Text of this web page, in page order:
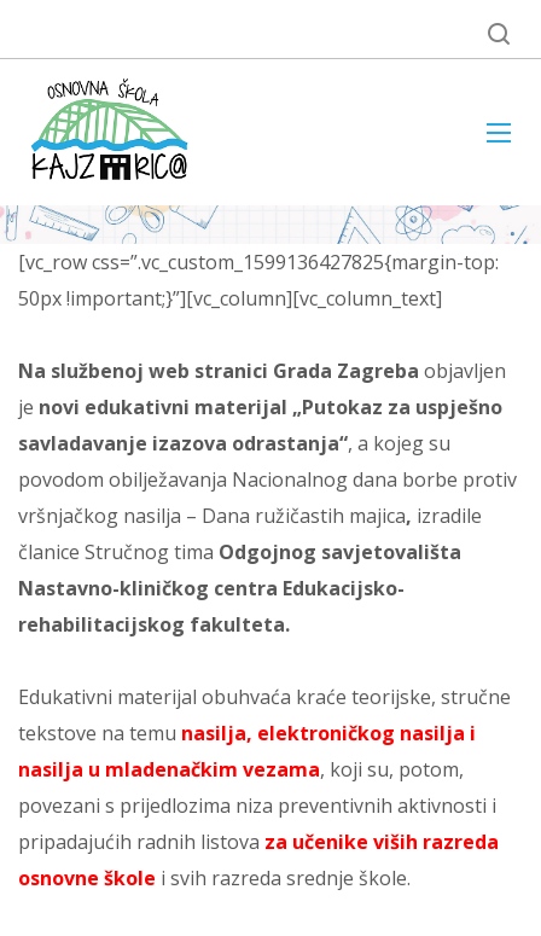
[vc_row css=”.vc_custom_1599136427825{margin-top:
50px !important;}”][vc_column][vc_column_text]
Na službenoj web stranici Grada Zagreba objavljen
je novi edukativni materijal „Putokaz za uspješno
savladavanje izazova odrastanja“, a kojeg su
povodom obilježavanja Nacionalnog dana borbe protiv
vršnjačkog nasilja – Dana ružičastih majica, izradile
članice Stručnog tima Odgojnog savjetovališta
Nastavno-kliničkog centra Edukacijsko-
rehabilitacijskog fakulteta.
Edukativni materijal obuhvaća kraće teorijske, stručne
tekstove na temu nasilja, elektroničkog nasilja i
nasilja u mladenačkim vezama, koji su, potom,
povezani s prijedlozima niza preventivnih aktivnosti i
pripadajućih radnih listova za učenike viših razreda
osnovne škole i svih razreda srednje škole.